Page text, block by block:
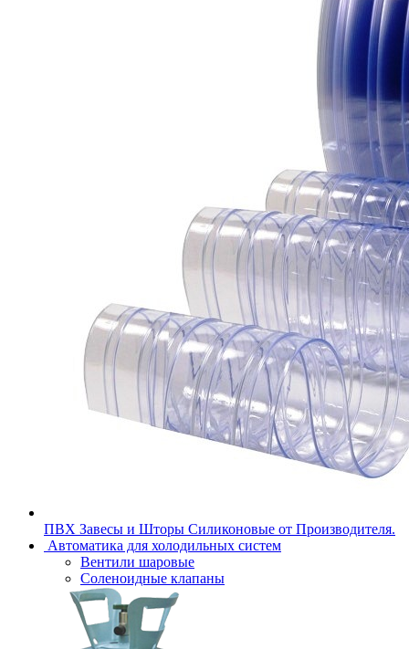
ПВХ Завесы и Шторы Силиконовые от Производителя.
Автоматика для холодильных систем
Вентили шаровые
Соленоидные клапаны